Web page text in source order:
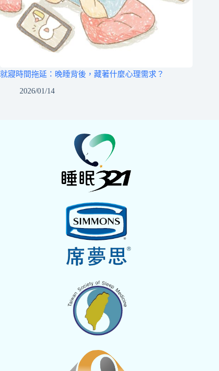
就寢時間拖延：晚睡背後，藏著什麼心理需求？
2026/01/14